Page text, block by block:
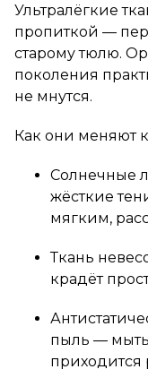
Ультралёгкие
пропиткой —
старому тюлю.
поколения
не мнутся.
Как они меняют
Солнечные
жёсткие
мягким,
Ткань
крадёт
пыль —
приходится